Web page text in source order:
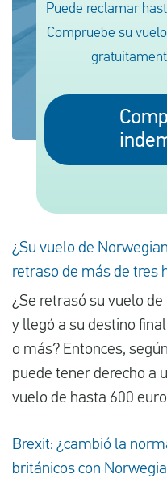
Comprobar la compensación
Sobre nosotros
Póngase en contacto con
Español
Embarque denegado
Nuestro servicio
Puede reclamar
Compruebe su
¿Su vuelo de
retraso de más de tres
¿Se retrasó su vuelo
y llegó a su destino
o más? Entonces, según
puede tener derecho a
vuelo de hasta 600
Brexit: ¿cambió la
británicos con